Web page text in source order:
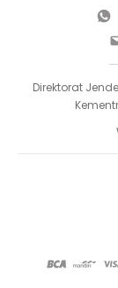
Direktorat